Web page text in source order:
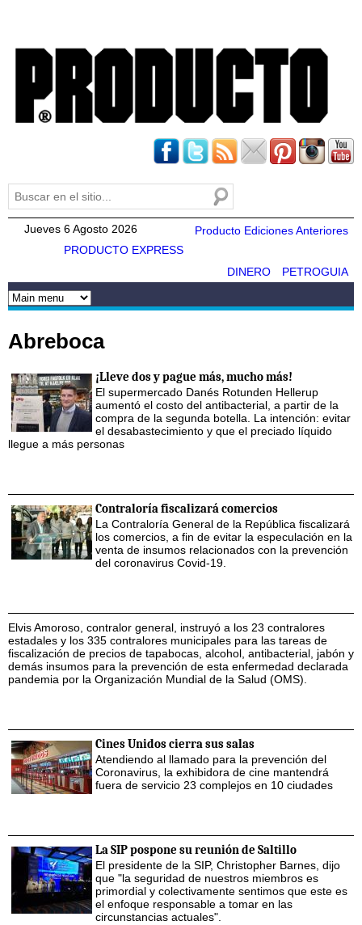
Formulario de búsqueda
Buscar
Jueves 6 Agosto 2026
Producto Ediciones Anteriores
PRODUCTO EXPRESS
PETROGUIA
DINERO
Abreboca
¡Lleve dos y pague más, mucho más!
El supermercado Danés Rotunden Hellerup
aumentó el costo del antibacterial, a partir de la
compra de la segunda botella. La intención: evitar
el desabastecimiento y que el preciado líquido
llegue a más personas
Contraloría fiscalizará comercios
La Contraloría General de la República fiscalizará
los comercios, a fin de evitar la especulación en la
venta de insumos relacionados con la prevención
del coronavirus Covid-19.
Elvis Amoroso, contralor general, instruyó a los 23 contralores
estadales y los 335 contralores municipales para las tareas de
fiscalización de precios de tapabocas, alcohol, antibacterial, jabón y
demás insumos para la prevención de esta enfermedad declarada
pandemia por la Organización Mundial de la Salud (OMS).
Cines Unidos cierra sus salas
Atendiendo al llamado para la prevención del
Coronavirus, la exhibidora de cine mantendrá
fuera de servicio 23 complejos en 10 ciudades
La SIP pospone su reunión de Saltillo
El presidente de la SIP, Christopher Barnes, dijo
que "la seguridad de nuestros miembros es
primordial y colectivamente sentimos que este es
el enfoque responsable a tomar en las
circunstancias actuales".